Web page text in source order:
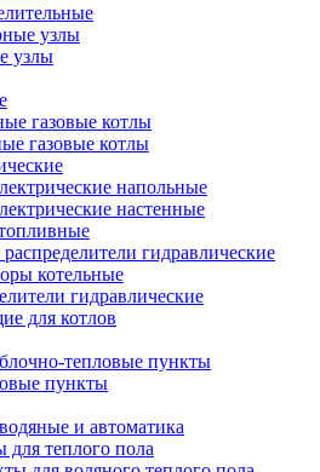
узлы
узлы
газовые котлы
газовые котлы
напольные
настенные
гидравлические
котельные
гидравлические
для котлов
тепловые пункты
пункты
и автоматика
для теплого пола